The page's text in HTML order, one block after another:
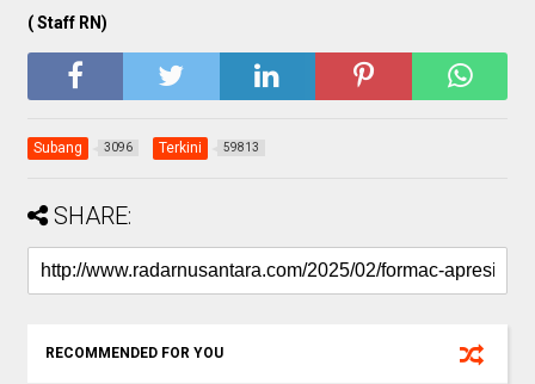
( Staff RN)
Subang 3096 Terkini 59813
SHARE:
RECOMMENDED FOR YOU